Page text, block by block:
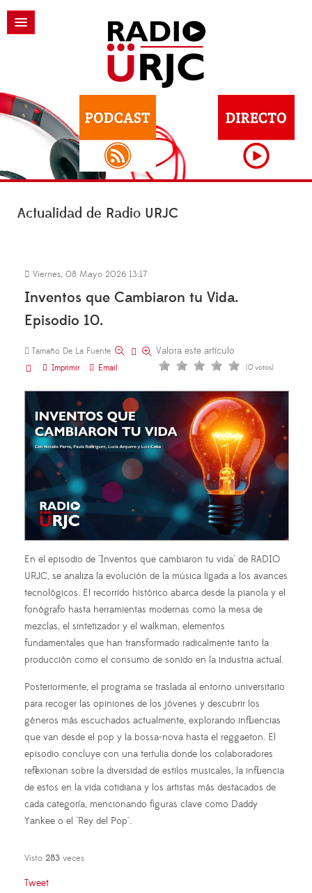
Actualidad de Radio URJC
Viernes, 08 Mayo 2026 13:17
Inventos que Cambiaron tu Vida.
Episodio 10.
Tamaño De La Fuente
Imprimir
Email
Valora este artículo
(0 votos)
En el episodio de "Inventos que cambiaron tu vida" de RADIO
URJC, se analiza la evolución de la música ligada a los avances
tecnológicos. El recorrido histórico abarca desde la pianola y el
fonógrafo hasta herramientas modernas como la mesa de
mezclas, el sintetizador y el walkman, elementos
fundamentales que han transformado radicalmente tanto la
producción como el consumo de sonido en la industria actual.
Posteriormente, el programa se traslada al entorno universitario
para recoger las opiniones de los jóvenes y descubrir los
géneros más escuchados actualmente, explorando influencias
que van desde el pop y la bossa-nova hasta el reggaeton. El
episodio concluye con una tertulia donde los colaboradores
reflexionan sobre la diversidad de estilos musicales, la influencia
de estos en la vida cotidiana y los artistas más destacados de
cada categoría, mencionando figuras clave como Daddy
Yankee o el "Rey del Pop".
Visto 283 veces
Tweet